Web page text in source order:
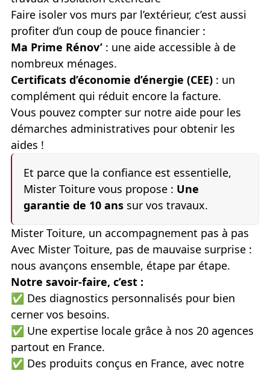
Faire isoler vos murs par l’extérieur, c’est aussi
profiter d’un coup de pouce financier :
Ma Prime Rénov’ : une aide accessible à de
nombreux ménages.
Certificats d’économie d’énergie (CEE) : un
complément qui réduit encore la facture.
Vous pouvez compter sur notre aide pour les
démarches administratives pour obtenir les
aides !
Et parce que la confiance est essentielle,
Mister Toiture vous propose : Une
garantie de 10 ans sur vos travaux.
Mister Toiture, un accompagnement pas à pas
Avec Mister Toiture, pas de mauvaise surprise :
nous avançons ensemble, étape par étape.
Notre savoir-faire, c’est :
✅ Des diagnostics personnalisés pour bien
cerner vos besoins.
✅ Une expertise locale grâce à nos 20 agences
partout en France.
✅ Des produits conçus en France, avec notre